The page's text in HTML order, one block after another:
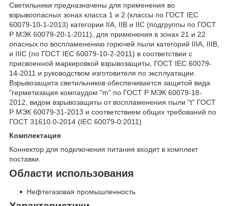
Светильники предназначены для применения во
взрывоопасных зонах класса 1 и 2 (классы по ГОСТ IEC
60079-10-1-2013) категории IIA, IIB и IIC (подгруппы по ГОСТ
Р МЭК 60079-20-1-2011), для применения в зонах 21 и 22
опасных по воспламенению горючей пыли категорий IIIA, IIIB,
и IIIC (по ГОСТ IEC 60079-10-2-2011) в соответствии с
присвоенной маркировкой взрывозащиты, ГОСТ IEC 60079-
14-2011 и руководством изготовителя по эксплуатации.
Взрывозащита светильников обеспечивается защитой вида
"герметизация компаудом "m" по ГОСТ Р МЭК 60079-18-
2012, видом взрывозащиты от воспламенения пыли "t" ГОСТ
Р МЭК 60079-31-2013 и соответствием общих требований по
ГОСТ 31610.0-2014 (IEC 60079-0:2011)
Комплектация
Коннектор для подключения питания входит в комплект
поставки.
Области использования
Нефтегазовая промышленность